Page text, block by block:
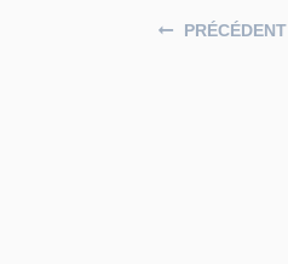
PRÉCÉDENT